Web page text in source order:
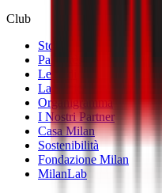
Club
Storia
Palmarès
Le Sedi
La Società
Organigramma
I Nostri Partner
Casa Milan
Sostenibilità
Fondazione Milan
MilanLab